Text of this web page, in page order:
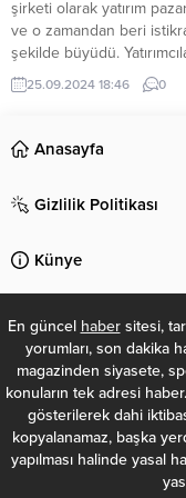
şirketi olarak yatırım
ve o zamandan beri
şekilde büyüdü.
güvenini kazanmış ve
hizmetleriyle kendini
pazarına Türkçe hizmetler
sunarak yerel yatırımcıların
Kalitesi ve Güvenilirliği
kurallarına tamamen
Bu düzenlemeler şirketin...
25.09.2024 18:46 0
Anasayfa
Gizlilik Politikası
Künye
En güncel habersitesi,
yorumları, son dakika
magazinden siyasete,
konuların tek adresi
gösterilerek dahi
kopyalanamaz, başka
yapılması halinde yasal